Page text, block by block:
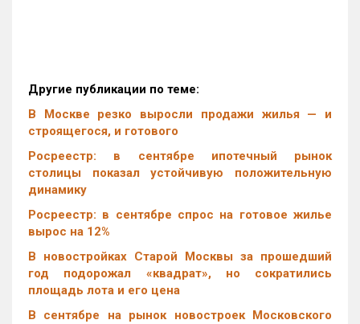
Другие публикации по теме:
В Москве резко выросли продажи жилья — и
строящегося, и готового
Росреестр: в сентябре ипотечный рынок
столицы показал устойчивую положительную
динамику
Росреестр: в сентябре спрос на готовое жилье
вырос на 12%
В новостройках Старой Москвы за прошедший
год подорожал «квадрат», но сократились
площадь лота и его цена
В сентябре на рынок новостроек Московского